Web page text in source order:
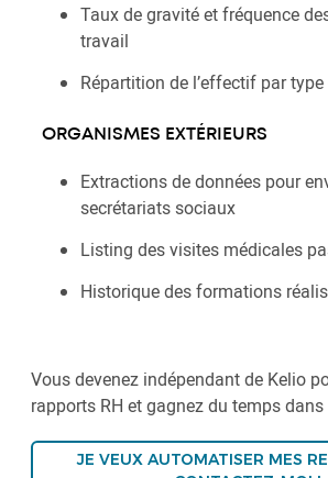
Taux de gravité et fréquence
travail
Répartition de l’effectif par
ORGANISMES EXTÉRIEURS
Extractions de données pour
secrétariats sociaux
Listing des visites médicales
Historique des formations
Vous devenez indépendant de Kelio
rapports RH et gagnez du temps
JE VEUX AUTOMATISER MES